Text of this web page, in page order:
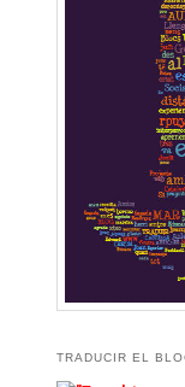
TRADUCIR EL